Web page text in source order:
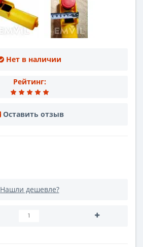
Нет в наличии
Рейтинг:
Оставить отзыв
Нашли дешевле?